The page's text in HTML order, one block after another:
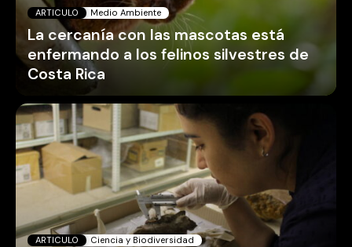
ARTICULO Medio Ambiente
La cercanía con las mascotas está
enfermando a los felinos silvestres de
Costa Rica
ARTICULO Ciencia y Biodiversidad